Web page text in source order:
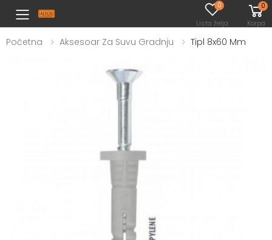
Toggle mobile menu
0
Lista želja
0
Korpa
Početna Aksesoar Za Suvu Gradnju Tipl 8x60 Mm